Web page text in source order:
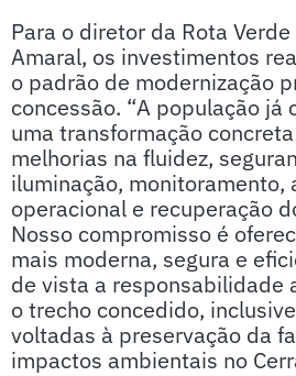
Para o diretor da Rota
Amaral, os investimentos
o padrão de modernização
concessão. “A população já
uma transformação
melhorias na fluidez,
iluminação, monitoramento,
operacional e recuperação
Nosso compromisso é
mais moderna, segura e
de vista a responsabilidade
o trecho concedido,
voltadas à preservação da
impactos ambientais no